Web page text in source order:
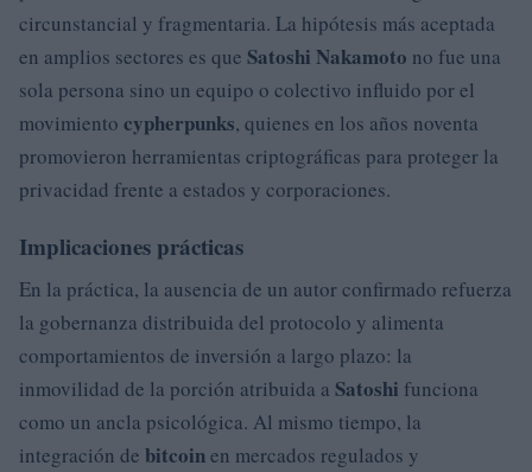
circunstancial y fragmentaria. La hipótesis más aceptada
en amplios sectores es que Satoshi Nakamoto no fue una
sola persona sino un equipo o colectivo influido por el
movimiento cypherpunks, quienes en los años noventa
promovieron herramientas criptográficas para proteger la
privacidad frente a estados y corporaciones.
Implicaciones prácticas
En la práctica, la ausencia de un autor confirmado refuerza
la gobernanza distribuida del protocolo y alimenta
comportamientos de inversión a largo plazo: la
inmovilidad de la porción atribuida a Satoshi funciona
como un ancla psicológica. Al mismo tiempo, la
integración de bitcoinen mercados regulados y